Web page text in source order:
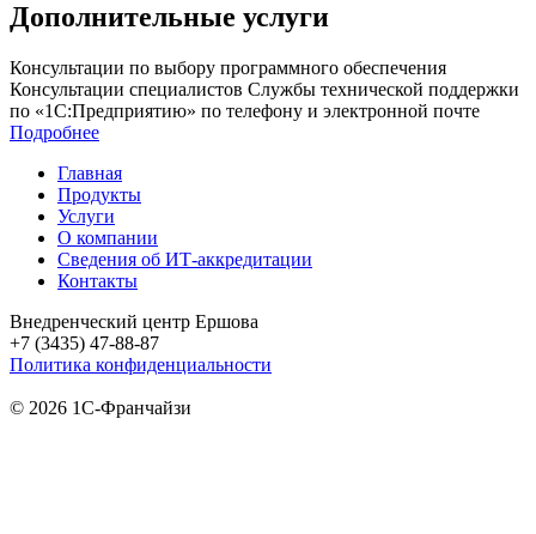
Дополнительные услуги
Консультации по выбору программного обеспечения
Консультации специалистов Службы технической поддержки
по «1С:Предприятию» по телефону и электронной почте
Подробнее
Главная
Продукты
Услуги
О компании
Сведения об ИТ-аккредитации
Контакты
Внедренческий центр Ершова
+7 (3435) 47-88-87
Политика конфиденциальности
© 2026 1С-Франчайзи